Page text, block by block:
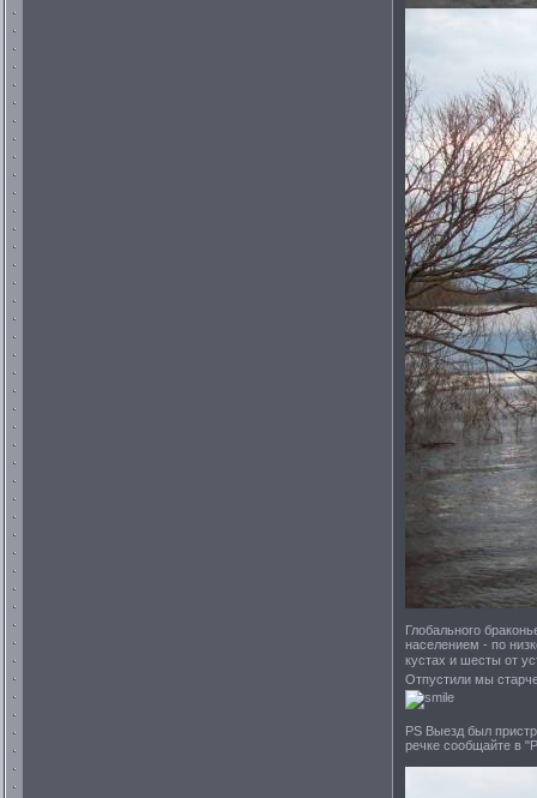
Глобального
населением - по
кустах и шесты от
Отпустили мы
PS Выезд был
речке сообщайте в